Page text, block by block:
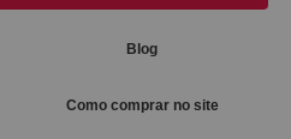
Blog
Como comprar no site